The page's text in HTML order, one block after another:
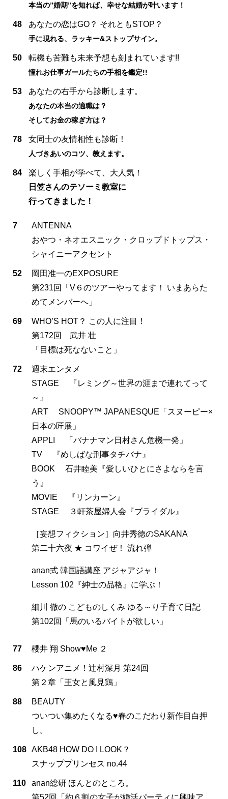
本当の”婚期”を知れば、幸せな結婚が叶います！
48 あなたの恋はGO？ それともSTOP？
手に現れる、ラッキー&ストップサイン。
50 転機も苦難も未来予想も刻まれています!!
憧れお仕事ガールたちの手相を鑑定!!
53 あなたの右手から診断します。
あなたの本当の適職は？
そしてお金の稼ぎ方は？
78 女同士の友情相性も診断！
人づきあいのコツ、教えます。
84
楽しく手相が学べて、大人気！
日笠さんのテソーミ教室に
行ってきました！
7
ANTENNA
おやつ・ネオエスニック・クロップドトップス・
シャイニーアクセント
52
岡田准一のEXPOSURE
第231回「V６のツアーやってます！ いまあらた
めてメンバーへ」
69
WHO’S HOT？ この人に注目！
第172回 武井 壮
「目標は死なないこと」
72
週末エンタメ
STAGE 『レミング～世界の涯まで連れてって
～』
ART SNOOPY™ JAPANESQUE「スヌーピー×
日本の匠展」
APPLI 「バナナマン日村さん危機一発」
TV 『めしばな刑事タチバナ』
BOOK 石井睦美『愛しいひとにさよならを言
う』
MOVIE 『リンカーン』
STAGE ３軒茶屋婦人会『ブライダル』
［妄想フィクション］向井秀徳のSAKANA
第二十六夜 ★ コワイぜ！ 流れ弾
anan式 韓国語講座 アジャアジャ！
Lesson 102『紳士の品格』に学ぶ！
細川 徹の こどものしくみ ゆる～り子育て日記
第102回「馬のいるバイトが欲しい」
77 櫻井 翔 Show♥Me ２
86
ハケンアニメ！辻村深月 第24回
第２章「王女と風見鶏」
88
BEAUTY
ついつい集めたくなる♥春のこだわり新作目白押
し。
108 AKB48 HOW DO I LOOK？
スナッププリンセス no.44
110
anan総研 ほんとのところ。
第52回「約６割の女子が婚活パーティに興味ア